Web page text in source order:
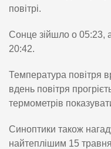
повітрі.
Сонце зійшло о 05:23,
20:42.
Температура повітря
вдень повітря
термометрів
Синоптики також
найтеплішим 15